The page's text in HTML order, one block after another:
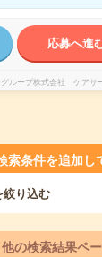
応募へ進
グループ株式会社 ケアサ
索条件を追加し
り込む
他の検索結果ペ